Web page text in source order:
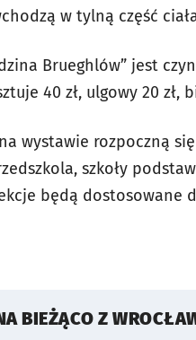
w tylną część
Brueghlów” jest
40 zł, ulgowy 20 zł,
wystawie rozpoczną
szkoły
będą dostosowane
BIEŻĄCO Z